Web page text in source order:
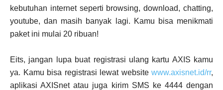
kebutuhan internet seperti browsing, download, chatting,
youtube, dan masih banyak lagi. Kamu bisa menikmati
paket ini mulai 20 ribuan!
Eits, jangan lupa buat registrasi ulang kartu AXIS kamu
ya. Kamu bisa registrasi lewat website www.axisnet.id/rr,
aplikasi AXISnet atau juga kirim SMS ke 4444 dengan